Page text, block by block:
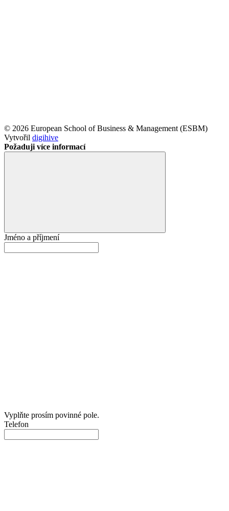
© 2026 European School of Business & Management (ESBM)
Vytvořil digihive
Požaduji více informací
Jméno a příjmení
Vyplňte prosím povinné pole.
Telefon